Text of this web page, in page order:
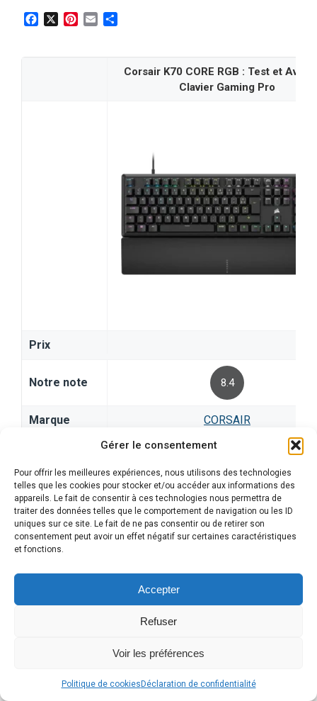
Gérer le consentement
Pour offrir les meilleures expériences, nous utilisons des technologies
telles que les cookies pour stocker et/ou accéder aux informations des
appareils. Le fait de consentir à ces technologies nous permettra de
traiter des données telles que le comportement de navigation ou les ID
uniques sur ce site. Le fait de ne pas consentir ou de retirer son
consentement peut avoir un effet négatif sur certaines caractéristiques
et fonctions.
Accepter
Refuser
Voir les préférences
Politique de cookies Déclaration de confidentialité
FacebookPinterest
Email
Corsair K70 CORE RGB : Test et Avis
Clavier Gaming Pro
Prix
Notre note 8.4
Marque CORSAIR
Claviers Gamer
Informations générales
Désignation Clavier Gaming Mécanique